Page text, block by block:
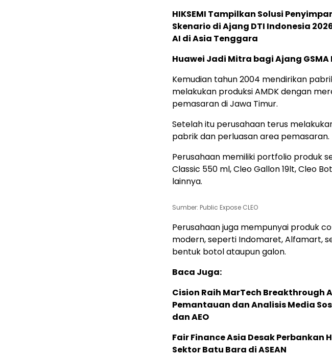
HIKSEMI Tampilkan Solusi
Skenario di Ajang DTI Indonesia
AI di Asia Tenggara
Huawei Jadi Mitra bagi Ajang GSMA
Kemudian tahun 2004 mendirikan
melakukan produksi AMDK dengan
pemasaran di Jawa Timur.
Setelah itu perusahaan terus
pabrik dan perluasan area pemasaran.
Perusahaan memiliki portfolio produk
Classic 550 ml, Cleo Gallon 19lt, Cleo
lainnya.
Sumber: Public Expose CLEO
Perusahaan juga mempunyai produk
modern, seperti Indomaret, Alfamart,
bentuk botol ataupun galon.
Baca Juga:
Cision Raih MarTech Breakthrough
Pemantauan dan Analisis Media
dan AEO
Fair Finance Asia Desak
Sektor Batu Bara di ASEAN